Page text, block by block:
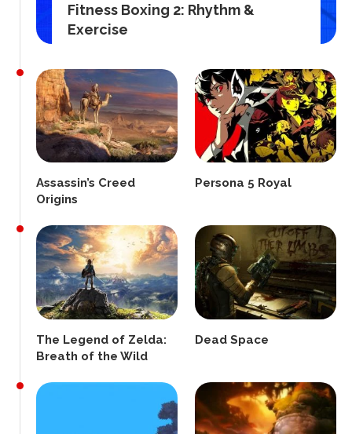
Fitness Boxing 2: Rhythm &
Exercise
Assassin’s Creed
Origins
Persona 5 Royal
The Legend of Zelda:
Breath of the Wild
Dead Space